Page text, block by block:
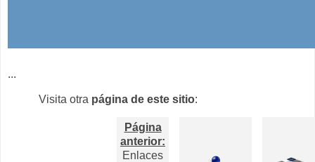
...
Visita otra página de este sitio:
Página
anterior:
Enlaces